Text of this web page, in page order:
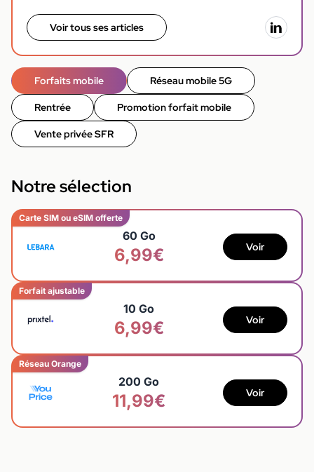
Voir tous ses articles
Forfaits mobile Réseau mobile 5G
Rentrée Promotion forfait mobile
Vente privée SFR
Notre sélection
Carte SIM ou eSIM offerte
60 Go
6,99€ Voir
Forfait ajustable
10 Go
6,99€ Voir
Réseau Orange
200 Go
11,99€ Voir